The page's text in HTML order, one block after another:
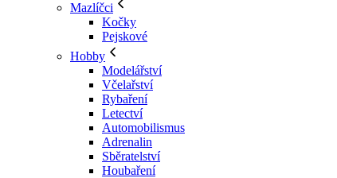
Mazlíčci
Kočky
Pejskové
Hobby
Modelářství
Včelařství
Rybaření
Letectví
Automobilismus
Adrenalin
Sběratelství
Houbaření